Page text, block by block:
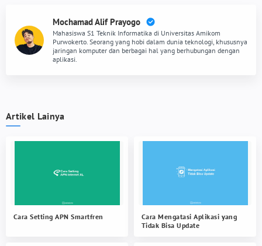
Mochamad Alif Prayogo
Mahasiswa S1 Teknik Informatika di Universitas Amikom
Purwokerto. Seorang yang hobi dalam dunia teknologi, khususnya
jaringan komputer dan berbagai hal yang berhubungan dengan
aplikasi.
Artikel Lainya
Cara Setting APN Smartfren
Cara Mengatasi Aplikasi yang
Tidak Bisa Update